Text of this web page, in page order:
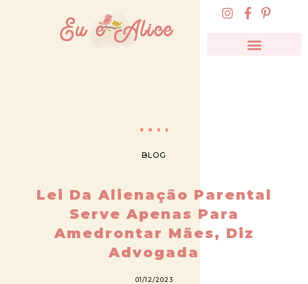
BLOG
Lei Da Alienação Parental
Serve Apenas Para
Amedrontar Mães, Diz
Advogada
01/12/2023